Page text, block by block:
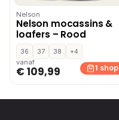
Nelson
Nelson mocassins &
loafers – Rood
36 37 38
+4
vanaf
€ 109,99 1 shop